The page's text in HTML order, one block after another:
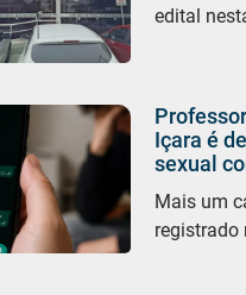
edital
Içara é
sexual
Mais um
registrado